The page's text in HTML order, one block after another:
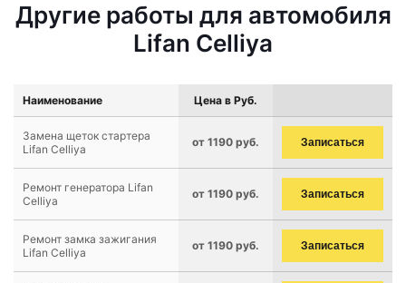
Другие работы для автомобиля
Lifan Celliya
Наименование Цена в Руб.
Замена щеток стартера
Lifan Celliya
от 1190 руб. Записаться
Ремонт генератора Lifan
Celliya
от 1190 руб. Записаться
Ремонт замка зажигания
Lifan Celliya
от 1190 руб. Записаться